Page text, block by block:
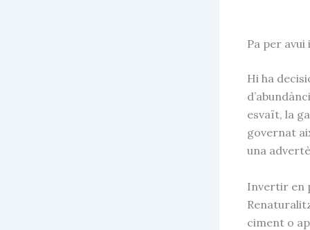
Pa per
Hi ha
esvaït, la
governat
una
Invertir en
ciment o